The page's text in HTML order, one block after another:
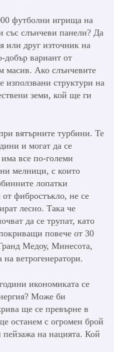
футболни игрища на
със слънчеви панели? Да
или друг източник на
добър вариант от
масив. Ако слънчевите
използвани структури на
земи, кой ще ги
вятърните турбини. Те
и могат да се
все по-големи
мелници, с които
лопатки
фибростъкло, не се
лесно. Така че
да се трупат, като
повече от 30
Медоу, Минесота,
ветрогенератори.
икономиката се
Може би
ще се превърне в
останем с огромен брой
на нацията. Кой